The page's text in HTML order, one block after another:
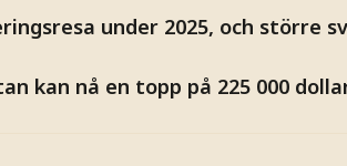
under 2025, och större
kan nå en topp på 225 000